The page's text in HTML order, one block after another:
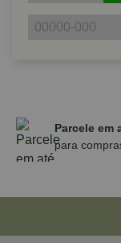
Parcele
para